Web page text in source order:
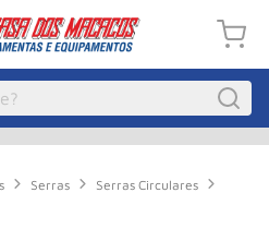
Serras
Serras Circulares